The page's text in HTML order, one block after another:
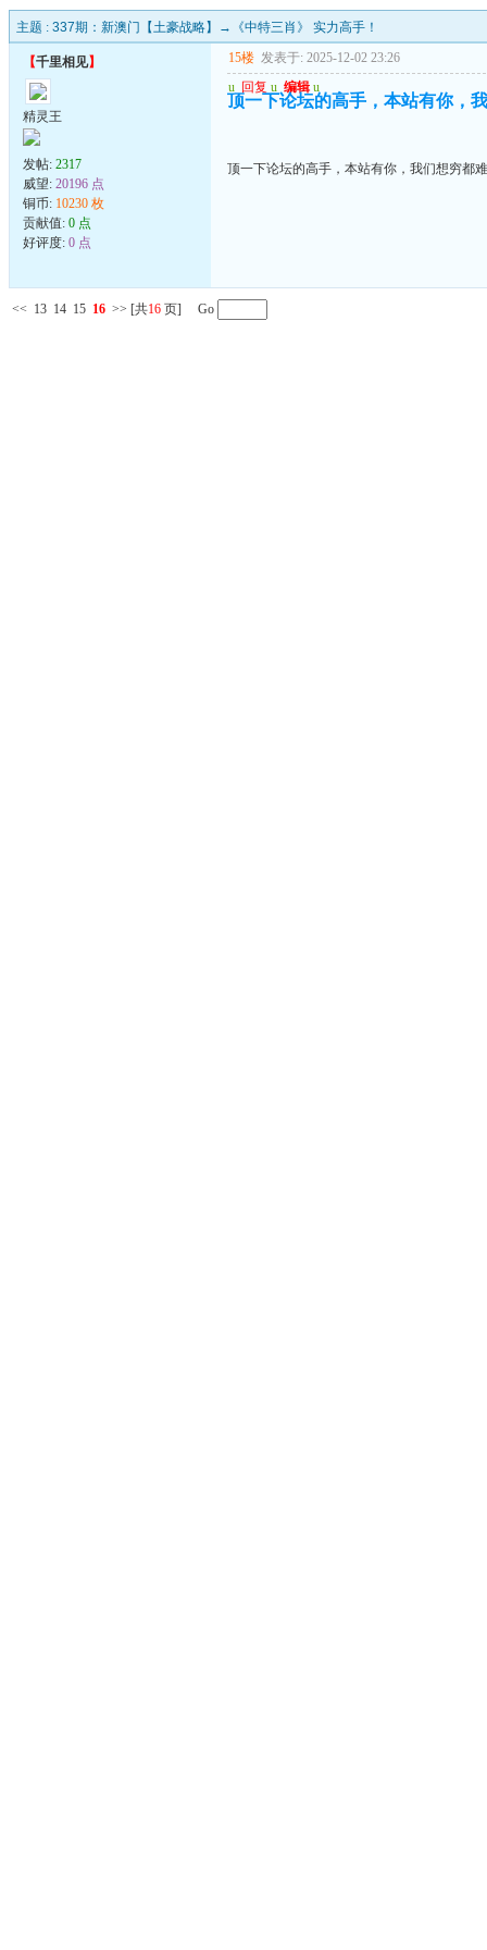
主题 : 337期：新澳门【土豪战略】→《中特三肖》 实力高手！
【千里相见】
精灵王
发帖: 2317
威望: 20196 点
铜币: 10230 枚
贡献值: 0 点
好评度: 0 点
15楼 发表于: 2025-12-02 23:26
u 回复 u 编辑 u
顶一下论坛的高手，本站有你，
顶一下论坛的高手，本站有你，我们想穷都
<< 13 14 15 16 >> [共16 页] Go